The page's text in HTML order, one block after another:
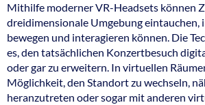
Mithilfe moderner VR-Headsets können
dreidimensionale Umgebung eintauchen,
bewegen und interagieren können. Die
es, den tatsächlichen Konzertbesuch
oder gar zu erweitern. In virtuellen
Möglichkeit, den Standort zu wechseln,
heranzutreten oder sogar mit anderen